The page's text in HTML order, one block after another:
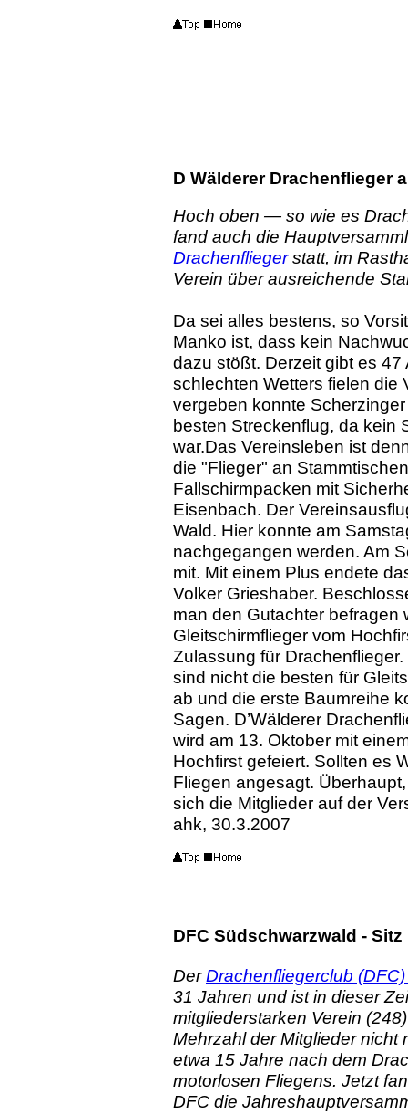
D Wälderer Drachenflieger
Hoch oben — so wie es
fand auch die
Drachenfliegerstatt, im
Verein über ausreichende
Da sei alles bestens, so
Manko ist, dass kein
dazu stößt. Derzeit gibt es
schlechten Wetters fielen die
vergeben konnte
besten Streckenflug, da kein
war.Das Vereinsleben ist
die "Flieger" an
Fallschirmpacken mit
Eisenbach. Der
Wald. Hier konnte am
nachgegangen werden. Am
mit. Mit einem Plus endete
Volker Grieshaber.
man den Gutachter
Gleitschirmflieger vom
Zulassung für
sind nicht die besten für
ab und die erste Baumreihe
Sagen. D’Wälderer
wird am 13. Oktober mit
Hochfirst gefeiert. Sollten es
Fliegen angesagt.
sich die Mitglieder auf der
ahk, 30.3.2007
DFC Südschwarzwald -
DerDrachenfliegerclub
31 Jahren und ist in dieser
mitgliederstarken Verein
Mehrzahl der Mitglieder nicht
etwa 15 Jahre nach dem
motorlosen Fliegens. Jetzt
DFC die